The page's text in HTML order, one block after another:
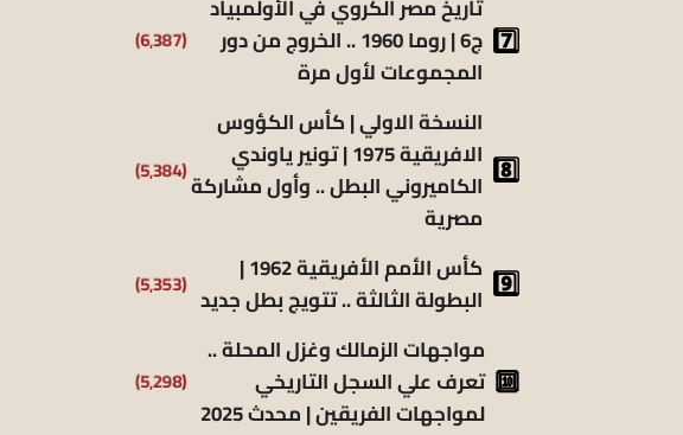
تاريخ مصر الكروي في الأولمبياد
ج6 | روما 1960 .. الخروج من دور
المجموعات لأول مرة
(6٬387)
النسخة الاولي | كأس الكؤوس
الافريقية 1975 | تونير ياوندي
الكاميروني البطل .. وأول مشاركة
مصرية
(5٬384)
كأس الأمم الأفريقية 1962 |
البطولة الثالثة .. تتويج بطل جديد (5٬353)
مواجهات الزمالك وغزل المحلة ..
تعرف علي السجل التاريخي
لمواجهات الفريقين | محدث 2025
(5٬298)